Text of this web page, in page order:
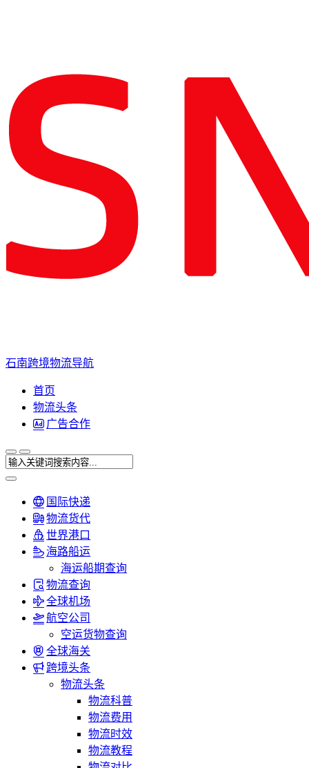
石南跨境物流导航
首页
物流头条
广告合作
国际快递
物流货代
世界港口
海路船运
海运船期查询
物流查询
全球机场
航空公司
空运货物查询
全球海关
跨境头条
物流头条
物流科普
物流费用
物流时效
物流教程